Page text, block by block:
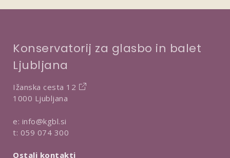
Konservatorij za glasbo in balet
Ljubljana
Ižanska cesta 12
1000 Ljubljana
e: info@kgbl.si
t: 059 074 300
Ostali kontakti